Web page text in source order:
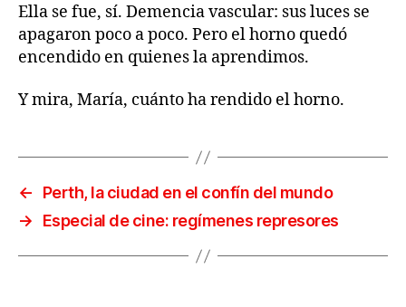
Ella se fue, sí. Demencia vascular: sus luces se
apagaron poco a poco. Pero el horno quedó
encendido en quienes la aprendimos.
Y mira, María, cuánto ha rendido el horno.
←
Perth, la ciudad en el confín del mundo
→
Especial de cine: regímenes represores